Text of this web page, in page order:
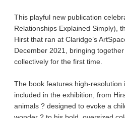
This playful new publication
Relationships Explained Simply),
Hirst that ran at Claridge’s
December 2021, bringing
collectively for the first time.
The book features high-resolution
included in the exhibition, from
animals ? designed to evoke a